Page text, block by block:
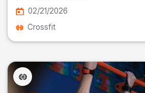
02/21/2026
Crossfit